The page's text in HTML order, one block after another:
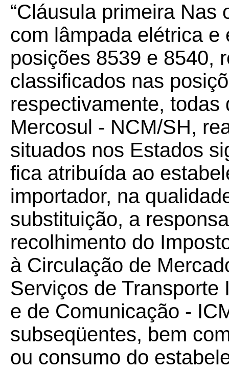
“Cláusula primeira Nas
com lâmpada elétrica
posições 8539 e 8540,
classificados nas
respectivamente,
Mercosul - NCM/SH,
situados nos Estados
fica atribuída ao
importador, na
substituição, a
recolhimento do
à Circulação de
Serviços de
e de Comunicação -
subseqüentes, bem
ou consumo do